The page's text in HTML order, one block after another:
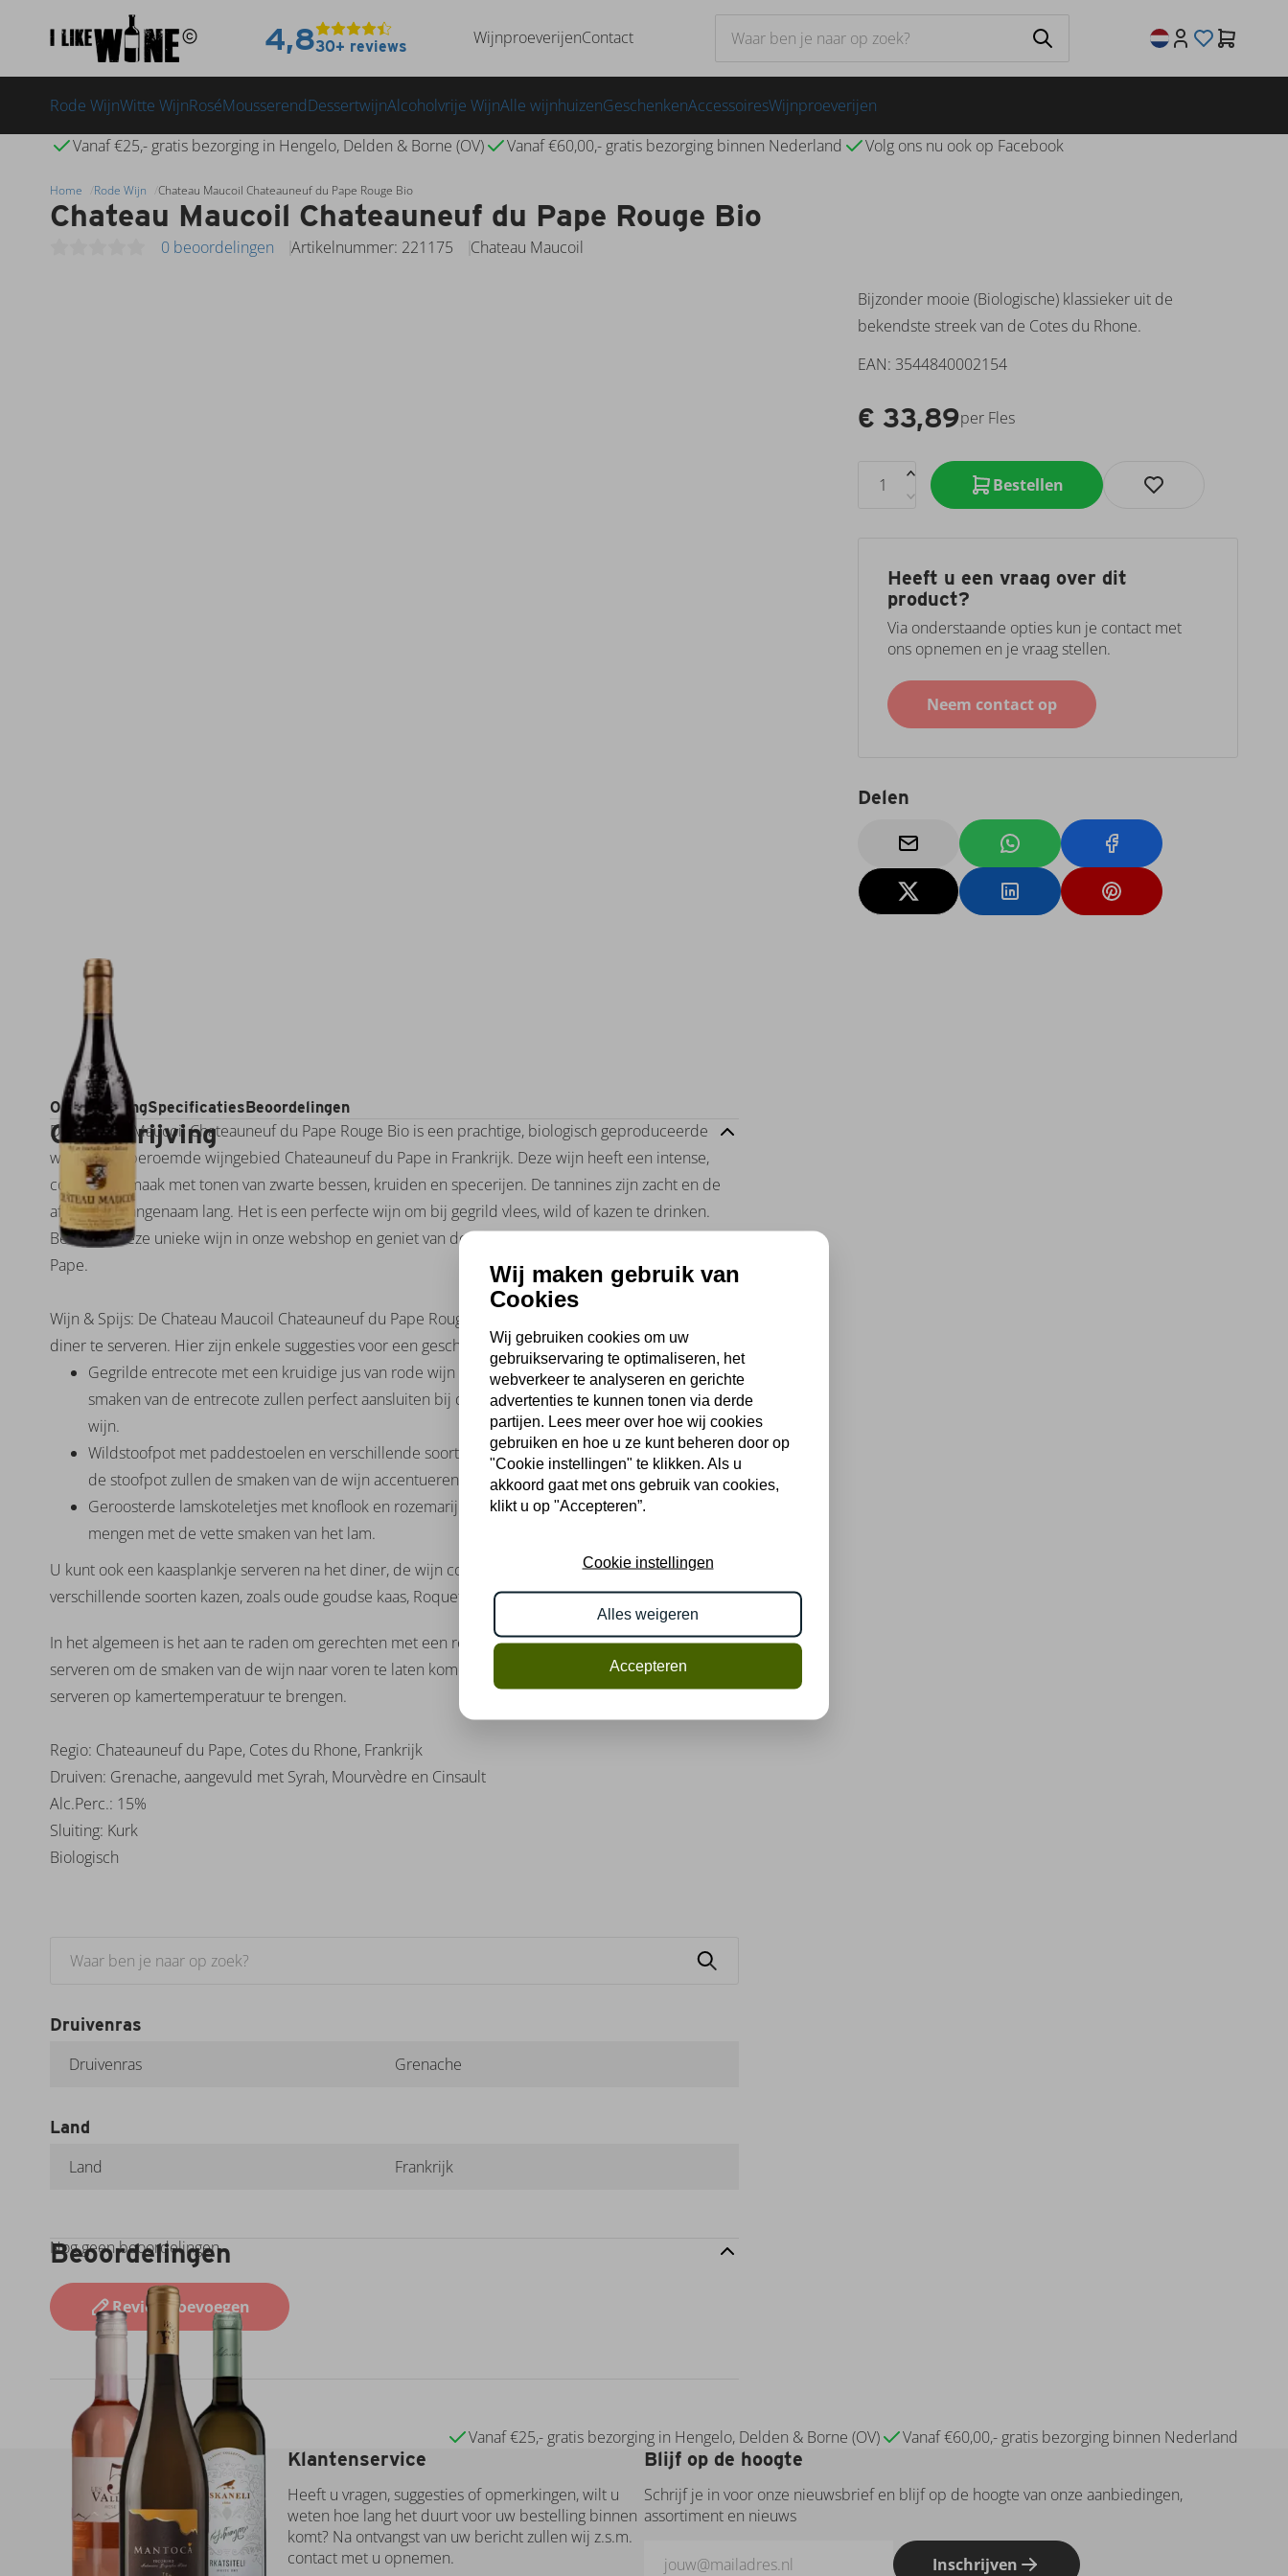
4,830+ reviews WijnproeverijenContact
Rode WijnWitte WijnRoséMousserendDessertwijnAlcoholvrije WijnAlle wijnhuizenGeschenkenAccessoiresWijnproeverijen
Vanaf €25,- gratis bezorging in Hengelo, Delden & Borne (OV)
Vanaf €60,00,- gratis bezorging binnen Nederland Volg ons nu ook op Facebook
Home Rode Wijn Chateau Maucoil Chateauneuf du Pape Rouge Bio
Chateau Maucoil Chateauneuf du Pape Rouge Bio
0 beoordelingen Artikelnummer: 221175 Chateau Maucoil
Bijzonder mooie (Biologische) klassieker uit de
bekendste streek van de Cotes du Rhone.
EAN: 3544840002154
€ 33,89per Fles
Bestellen
Heeft u een vraag over dit
product?
Via onderstaande opties kun je contact met
ons opnemen en je vraag stellen.
Neem contact op
Delen
OmschrijvingSpecificatiesBeoordelingen
Omschrijving
De Chateau Maucoil Chateauneuf du Pape Rouge Bio is een prachtige, biologisch geproduceerde
wijn uit het beroemde wijngebied Chateauneuf du Pape in Frankrijk. Deze wijn heeft een intense,
complexe smaak met tonen van zwarte bessen, kruiden en specerijen. De tannines zijn zacht en de
afdronk is aangenaam lang. Het is een perfecte wijn om bij gegrild vlees, wild of kazen te drinken.
Bestel nu deze unieke wijn in onze webshop en geniet van de pure smaken van Chateauneuf du
Pape.
Wijn & Spijs: De Chateau Maucoil Chateauneuf du Pape Rouge Bio is een uitstekende wijn om bij een
diner te serveren. Hier zijn enkele suggesties voor een geschikt menu om deze wijn te combineren:
Gegrilde entrecote met een kruidige jus van rode wijn en gebakken aardappelen. De rijke
smaken van de entrecote zullen perfect aansluiten bij de zwarte bessen en specerijen in de
wijn.
Wildstoofpot met paddestoelen en verschillende soorten specerijen. De complexe smaken in
de stoofpot zullen de smaken van de wijn accentueren.
Geroosterde lamskoteletjes met knoflook en rozemarijn. De tannines in de wijn zullen zich goed
mengen met de vette smaken van het lam.
U kunt ook een kaasplankje serveren na het diner, de wijn combineert goed met een aantal
verschillende soorten kazen, zoals oude goudse kaas, Roquefort of een andere blauwschimmelkaas.
In het algemeen is het aan te raden om gerechten met een redelijke hoeveelheid vet en smaak te
serveren om de smaken van de wijn naar voren te laten komen. Vergeet niet de wijn voor het
serveren op kamertemperatuur te brengen.
Regio: Chateauneuf du Pape, Cotes du Rhone, Frankrijk
Druiven: Grenache, aangevuld met Syrah, Mourvèdre en Cinsault
Alc.Perc.: 15%
Sluiting: Kurk
Biologisch
Specificaties
Druivenras
Druivenras Grenache
Land
Land Frankrijk
Beoordelingen
Nog geen beoordelingen
Review toevoegen
Vanaf €25,- gratis bezorging in Hengelo, Delden & Borne (OV) Vanaf €60,00,- gratis bezorging binnen Nederland
Klantenservice
Heeft u vragen, suggesties of opmerkingen, wilt u
weten hoe lang het duurt voor uw bestelling binnen
komt? Na ontvangst van uw bericht zullen wij z.s.m.
contact met u opnemen.
Blijf op de hoogte
Schrijf je in voor onze nieuwsbrief en blijf op de hoogte van onze aanbiedingen,
assortiment en nieuws
Inschrijven
Wij maken gebruik van
Cookies
Wij gebruiken cookies om uw
gebruikservaring te optimaliseren, het
webverkeer te analyseren en gerichte
advertenties te kunnen tonen via derde
partijen. Lees meer over hoe wij cookies
gebruiken en hoe u ze kunt beheren door op
"Cookie instellingen" te klikken. Als u
akkoord gaat met ons gebruik van cookies,
klikt u op "Accepteren”.
Cookie instellingen
Alles weigeren
Accepteren